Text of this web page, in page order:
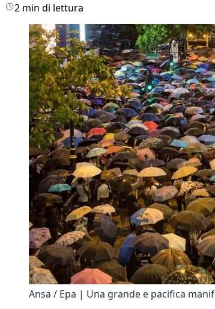
2 min di lettura
Ansa / Epa | Una grande e pacifica